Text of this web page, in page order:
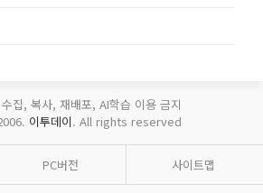
집, 복사, 재배포, AI학습 이용 금지
이투데이. All rights reserved
PC버전 사이트맵